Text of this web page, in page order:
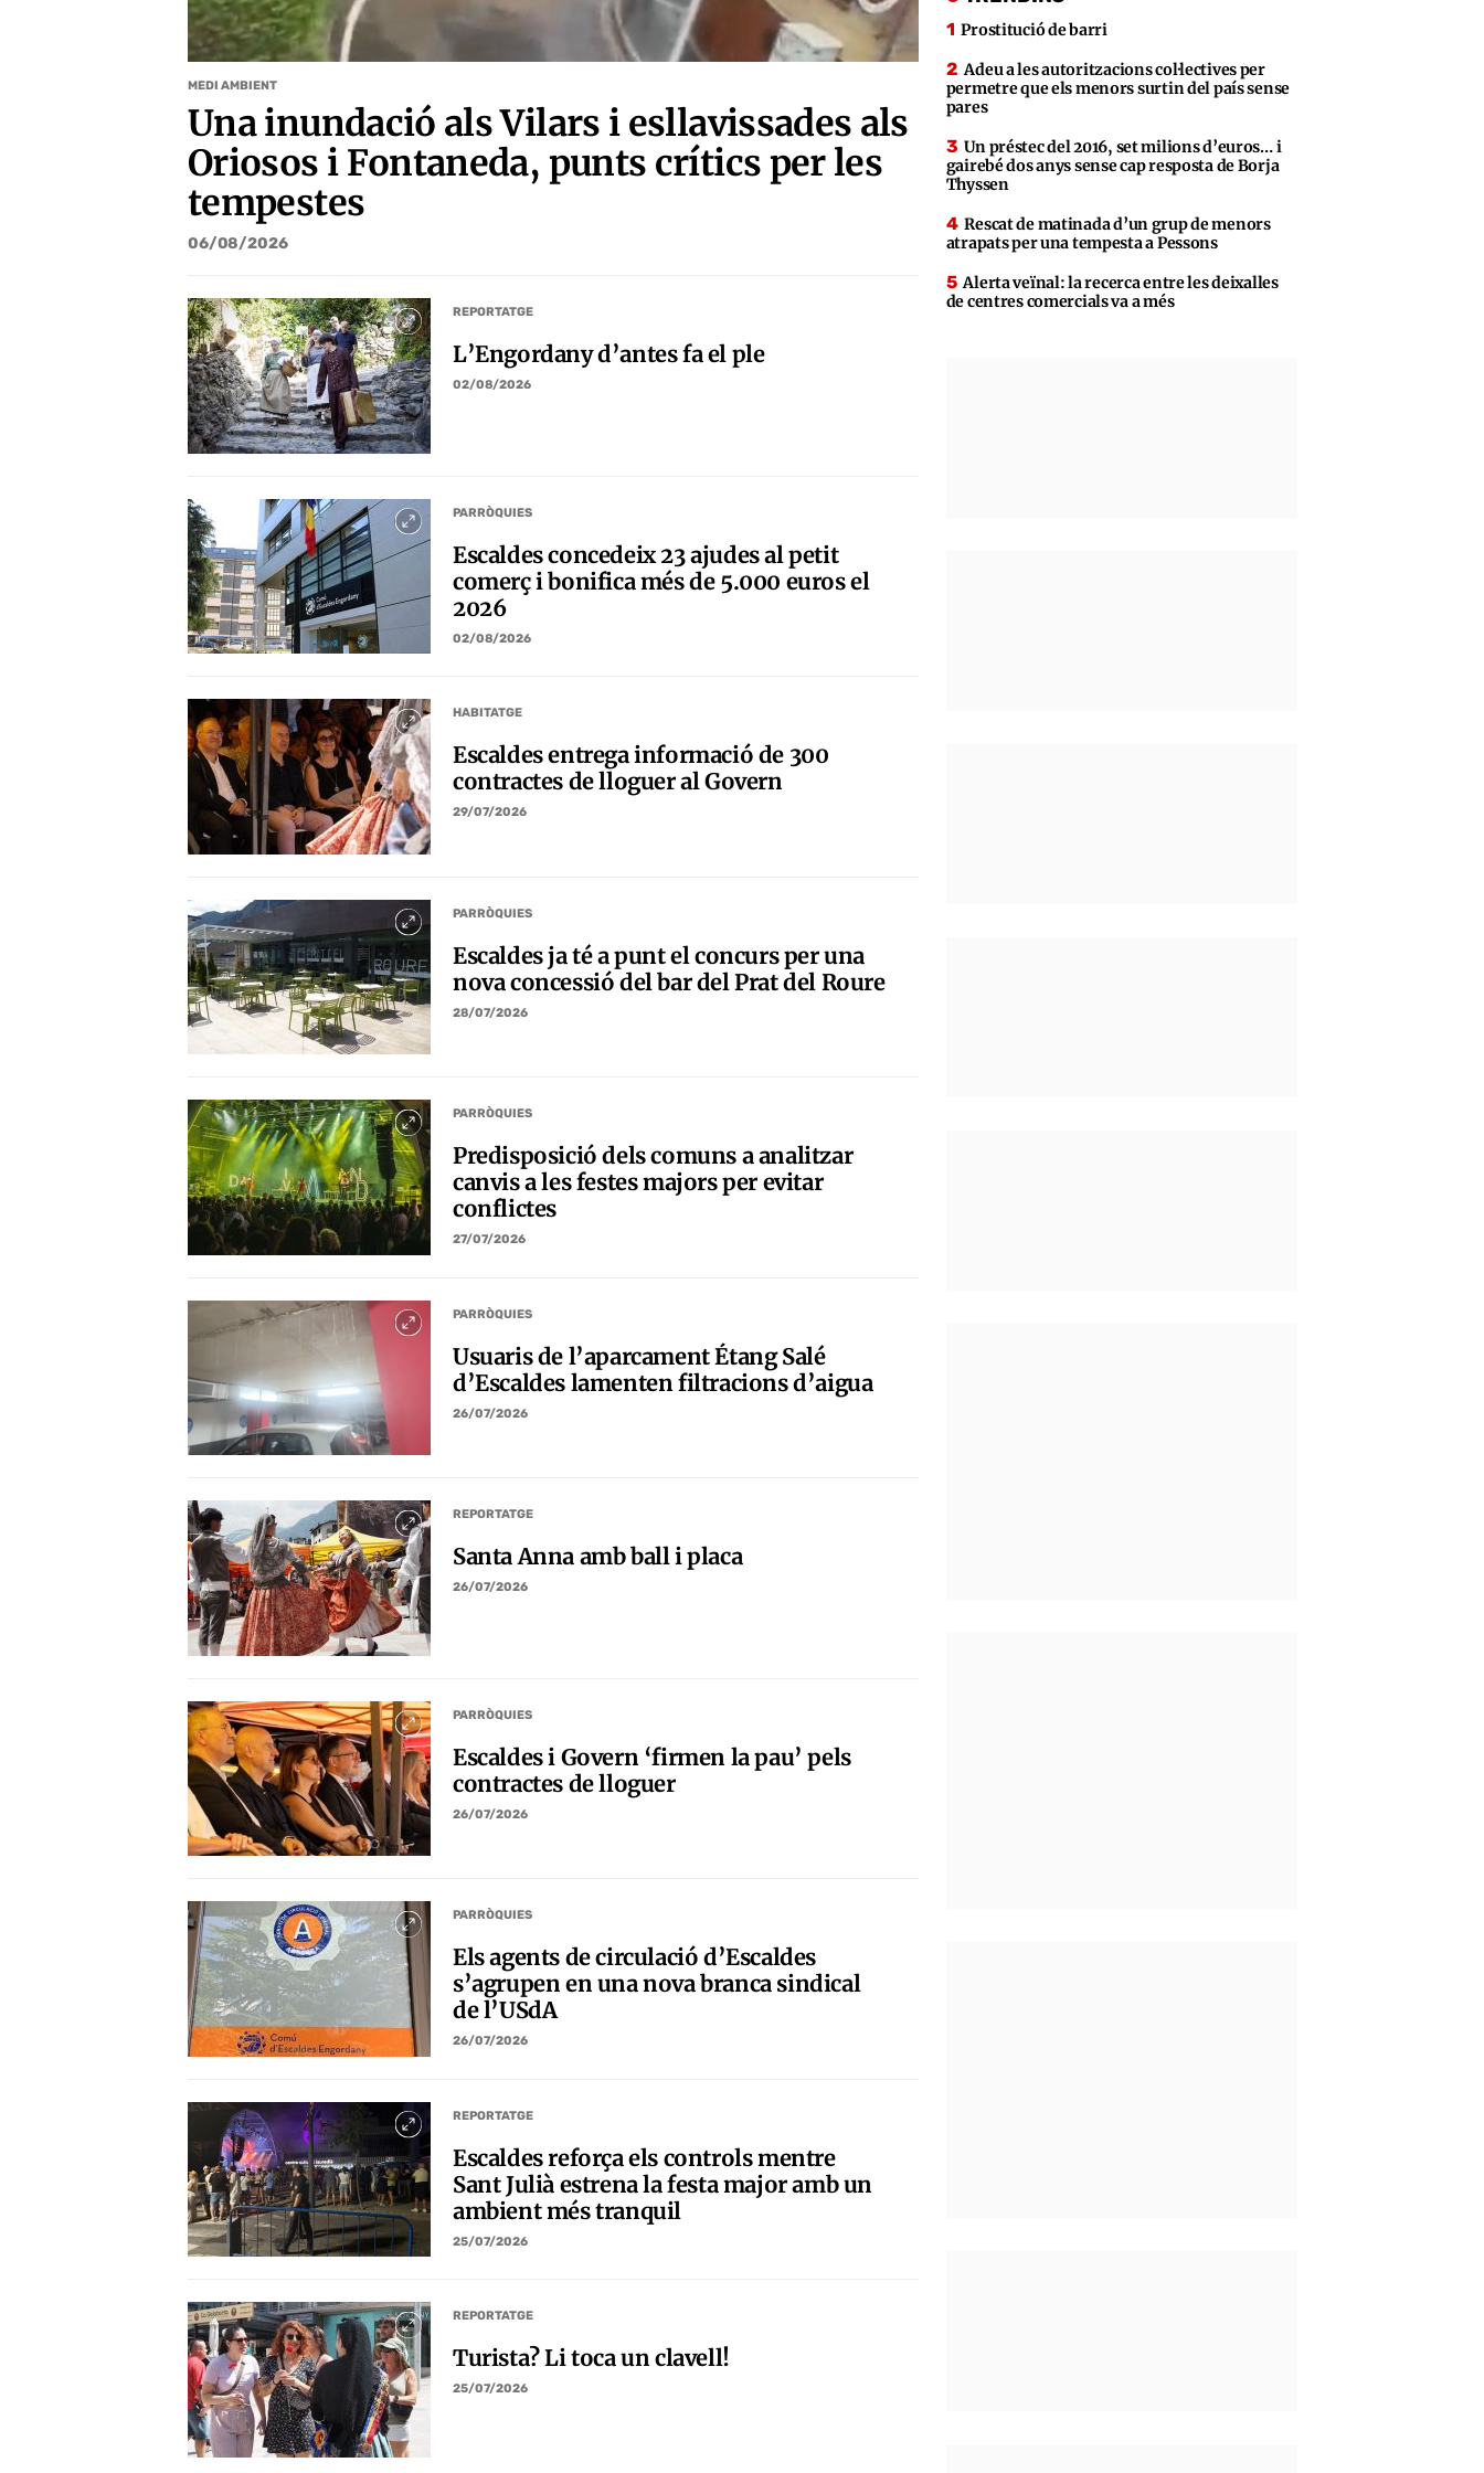
MEDI AMBIENT
Una inundació als Vilars i esllavissades als
Oriosos i Fontaneda, punts crítics per les
tempestes
06/08/2026
REPORTATGE
L’Engordany d’antes fa el ple
02/08/2026
PARRÒQUIES
Escaldes concedeix 23 ajudes al petit
comerç i bonifica més de 5.000 euros el
2026
02/08/2026
HABITATGE
Escaldes entrega informació de 300
contractes de lloguer al Govern
29/07/2026
PARRÒQUIES
Escaldes ja té a punt el concurs per una
nova concessió del bar del Prat del Roure
28/07/2026
PARRÒQUIES
Predisposició dels comuns a analitzar
canvis a les festes majors per evitar
conflictes
27/07/2026
PARRÒQUIES
Usuaris de l’aparcament Étang Salé
d’Escaldes lamenten filtracions d’aigua
26/07/2026
REPORTATGE
Santa Anna amb ball i placa
26/07/2026
PARRÒQUIES
Escaldes i Govern ‘firmen la pau’ pels
contractes de lloguer
26/07/2026
PARRÒQUIES
Els agents de circulació d’Escaldes
s’agrupen en una nova branca sindical
de l’USdA
26/07/2026
REPORTATGE
Escaldes reforça els controls mentre
Sant Julià estrena la festa major amb un
ambient més tranquil
25/07/2026
REPORTATGE
Turista? Li toca un clavell!
25/07/2026
Prostitució de barri
Adeu a les autoritzacions col·lectives per
permetre que els menors surtin del país sense
pares
Un préstec del 2016, set milions d’euros… i
gairebé dos anys sense cap resposta de Borja
Thyssen
Rescat de matinada d’un grup de menors
atrapats per una tempesta a Pessons
Alerta veïnal: la recerca entre les deixalles
de centres comercials va a més